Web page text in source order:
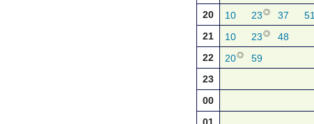
20 10 23◎ 37 51
21
10 23◎ 48
22
20◎ 59
23
00